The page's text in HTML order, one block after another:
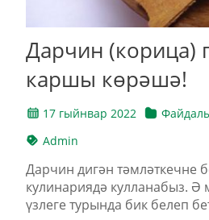
Дарчин (корица)
каршы көрәшә!
17 гыйнвар 2022
Admin
Дарчин дигән тәмләткечне
кулинариядә кулланабыз. Ә
үзлеге турында бик белеп